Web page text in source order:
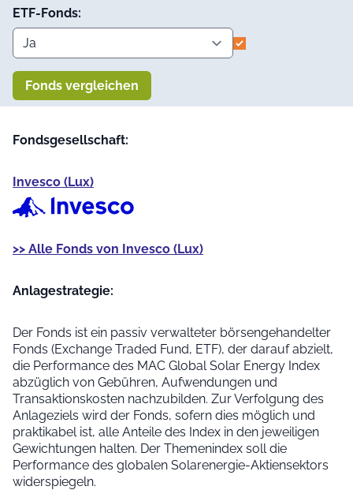
ETF-Fonds:
Fonds vergleichen
Fondsgesellschaft:
Invesco (Lux)
>> Alle Fonds von Invesco (Lux)
Anlage­strategie:
Der Fonds ist ein passiv verwalteter börsengehandelter
Fonds (Exchange Traded Fund, ETF), der darauf abzielt,
die Performance des MAC Global Solar Energy Index
abzüglich von Gebühren, Aufwendungen und
Transaktionskosten nachzubilden. Zur Verfolgung des
Anlageziels wird der Fonds, sofern dies möglich und
praktikabel ist, alle Anteile des Index in den jeweiligen
Gewichtungen halten. Der Themenindex soll die
Performance des globalen Solarenergie-Aktiensektors
widerspiegeln.